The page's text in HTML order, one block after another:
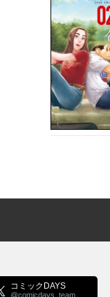
コミックDAYS
@comicdays_team